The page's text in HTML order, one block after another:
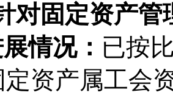
对固定资产
情况： 已按
定资产属工会